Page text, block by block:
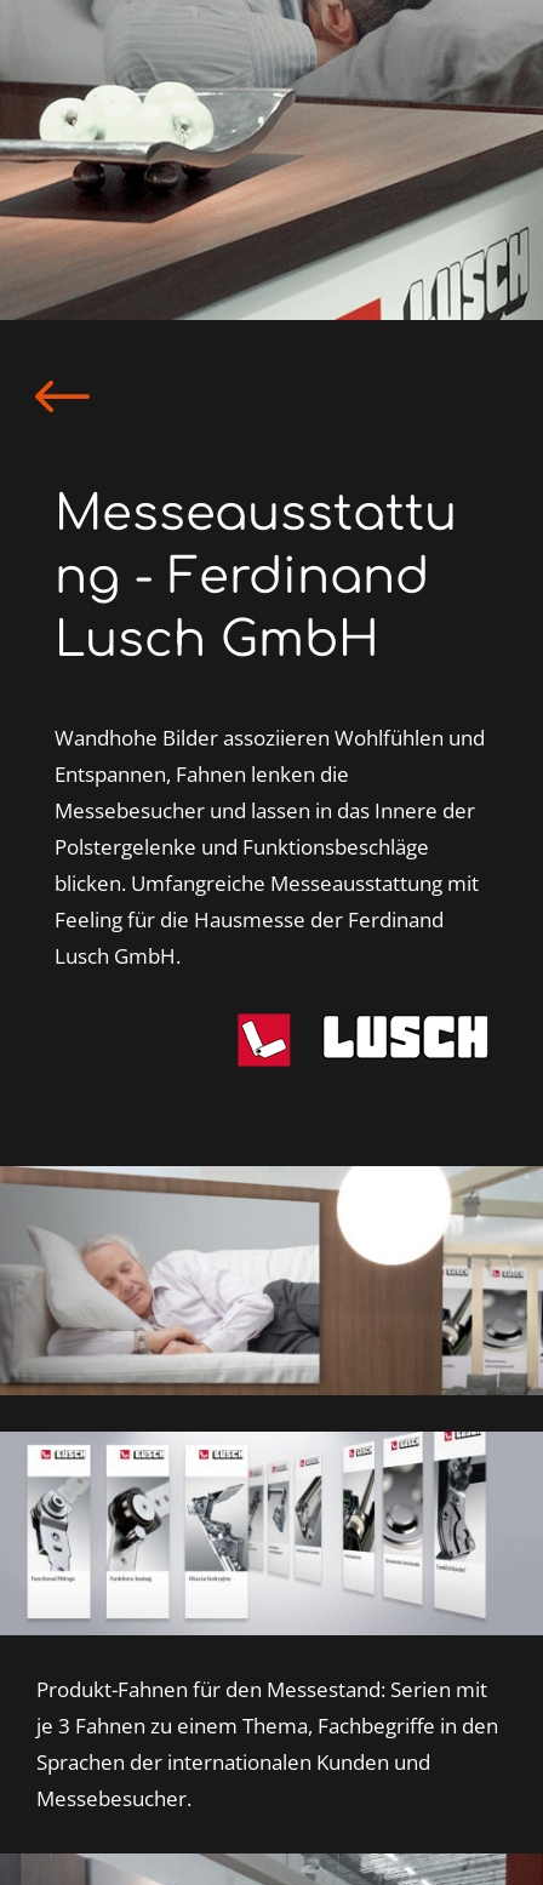
#
Messeausstattu
ng - Ferdinand
Lusch GmbH
Wandhohe Bilder assoziieren Wohlfühlen und
Entspannen, Fahnen lenken die
Messebesucher und lassen in das Innere der
Polstergelenke und Funktionsbeschläge
blicken. Umfangreiche Messeausstattung mit
Feeling für die Hausmesse der Ferdinand
Lusch GmbH.
Produkt-Fahnen für den Messestand: Serien mit
je 3 Fahnen zu einem Thema, Fachbegriffe in den
Sprachen der internationalen Kunden und
Messebesucher.